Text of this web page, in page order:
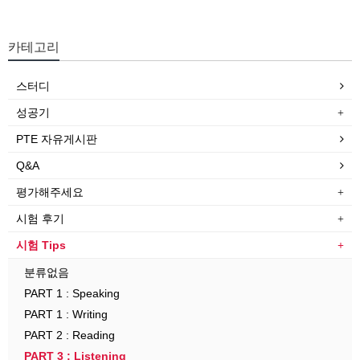
카테고리
스터디
성공기
PTE 자유게시판
Q&A
평가해주세요
시험 후기
시험 Tips
분류없음
PART 1 : Speaking
PART 1 : Writing
PART 2 : Reading
PART 3 : Listening